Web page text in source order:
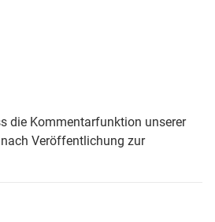
die Kommentarfunktion unserer
Veröffentlichung zur